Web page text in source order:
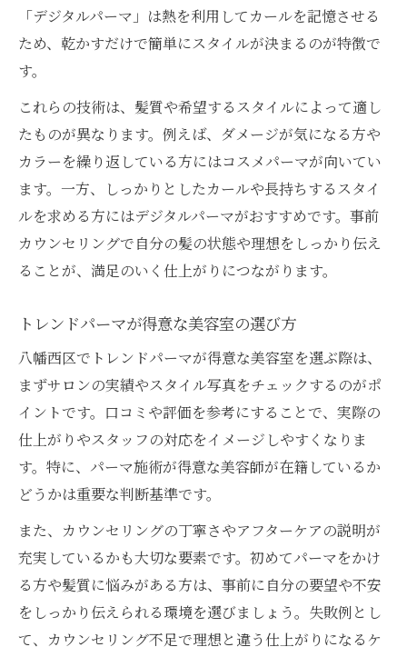
「デジタルパーマ」は熱を利用してカールを記憶させる
ため、乾かすだけで簡単にスタイルが決まるのが特徴で
す。
これらの技術は、髪質や希望するスタイルによって適し
たものが異なります。例えば、ダメージが気になる方や
カラーを繰り返している方にはコスメパーマが向いてい
ます。一方、しっかりとしたカールや長持ちするスタイ
ルを求める方にはデジタルパーマがおすすめです。事前
カウンセリングで自分の髪の状態や理想をしっかり伝え
ることが、満足のいく仕上がりにつながります。
トレンドパーマが得意な美容室の選び方
八幡西区でトレンドパーマが得意な美容室を選ぶ際は、
まずサロンの実績やスタイル写真をチェックするのがポ
イントです。口コミや評価を参考にすることで、実際の
仕上がりやスタッフの対応をイメージしやすくなりま
す。特に、パーマ施術が得意な美容師が在籍しているか
どうかは重要な判断基準です。
また、カウンセリングの丁寧さやアフターケアの説明が
充実しているかも大切な要素です。初めてパーマをかけ
る方や髪質に悩みがある方は、事前に自分の要望や不安
をしっかり伝えられる環境を選びましょう。失敗例とし
て、カウンセリング不足で理想と違う仕上がりになるケ